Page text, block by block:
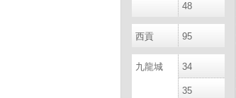
48
西貢 95
九龍城 34
35